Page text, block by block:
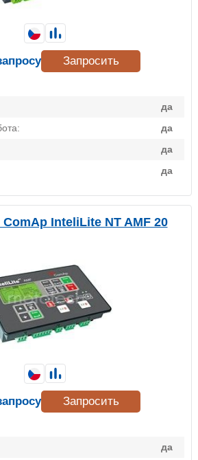
да
да
да
да
Запросить
InteliLite NT AMF 20
да
Запросить